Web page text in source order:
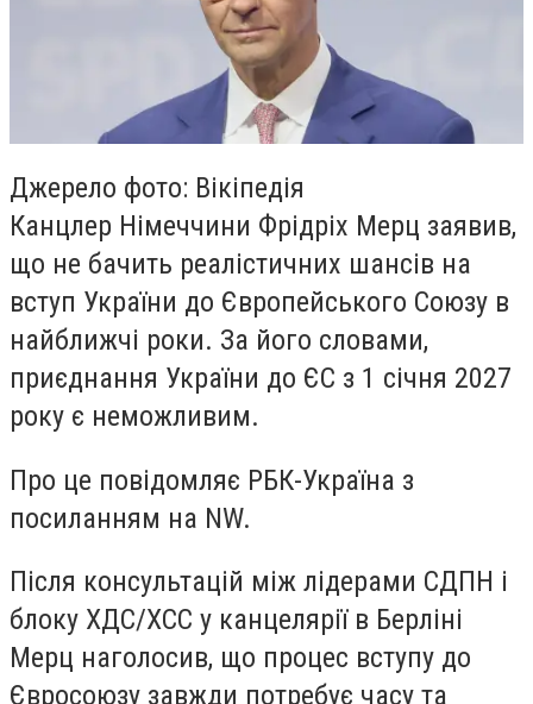
Джерело фото: Вікіпедія
Канцлер Німеччини Фрідріх Мерц заявив,
що не бачить реалістичних шансів на
вступ України до Європейського Союзу в
найближчі роки. За його словами,
приєднання України до ЄС з 1 січня 2027
року є неможливим.
Про це повідомляє РБК-Україна з
посиланням на NW.
Після консультацій між лідерами СДПН і
блоку ХДС/ХСС у канцелярії в Берліні
Мерц наголосив, що процес вступу до
Євросоюзу завжди потребує часу та